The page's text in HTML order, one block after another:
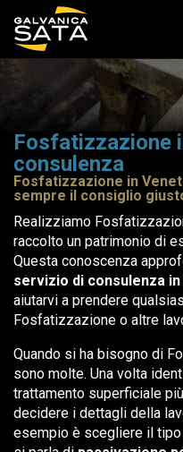
Fosfatizzazione
consulenza
Fosfatizzazione in
sempre il consiglio
Realizziamo
raccolto un patrimonio di
Questa conoscenza
servizio di consulenza
aiutarvi a prendere
Fosfatizzazione o altre
Quando si ha bisogno di
sono molte. Una volta
trattamento superficiale
decidere i dettagli della
esempio è scegliere il